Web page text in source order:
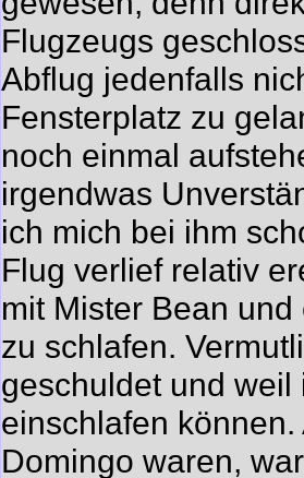
Flugzeugs
Abflug jedenfalls
Fensterplatz zu
noch einmal
irgendwas
ich mich bei ihm
Flug verlief relativ
mit Mister Bean
zu schlafen.
geschuldet und weil
einschlafen
Domingo waren,